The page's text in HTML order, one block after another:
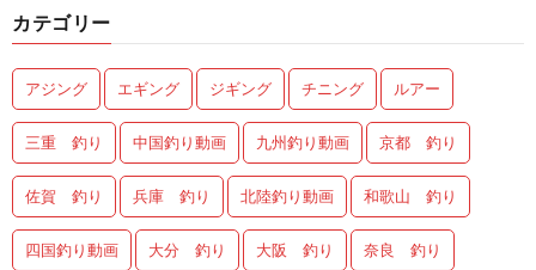
カテゴリー
アジング エギング ジギング チニング ルアー
三重 釣り 中国釣り動画 九州釣り動画 京都 釣り
佐賀 釣り 兵庫 釣り 北陸釣り動画 和歌山 釣り
四国釣り動画 大分 釣り 大阪 釣り 奈良 釣り